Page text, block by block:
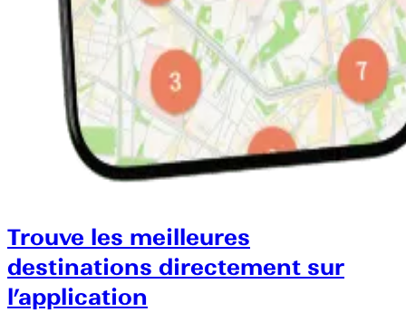
Trouve les meilleures
destinations directement sur
l’application